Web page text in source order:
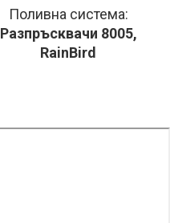
Поливна система:
Разпръсквачи 8005,
RainBird